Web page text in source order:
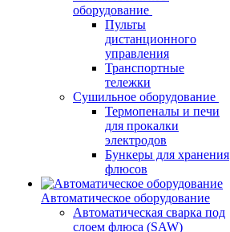
оборудование
Пульты
дистанционного
управления
Транспортные
тележки
Сушильное оборудование
Термопеналы и печи
для прокалки
электродов
Бункеры для хранения
флюсов
Автоматическое оборудование
Автоматическая сварка под
слоем флюса (SAW)